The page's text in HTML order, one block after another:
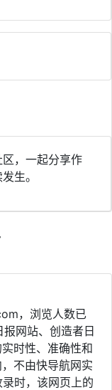
，一起分享作
生。
，浏览人数已
网站、创造者日
时性、准确性和
不由快导航网实
时，该网页上的